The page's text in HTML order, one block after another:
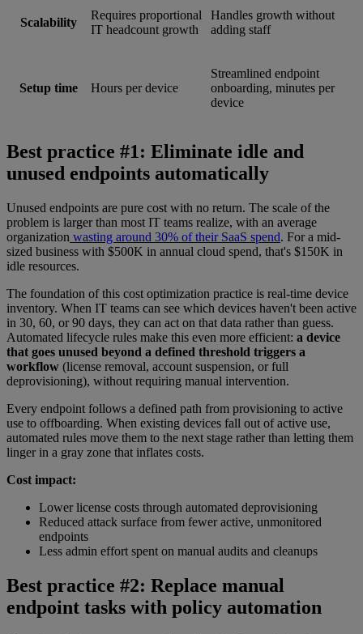
Scalability
Requires proportional
IT headcount growth
Handles growth without
adding staff
Setup time Hours per device
Streamlined endpoint
onboarding, minutes per
device
Best practice #1: Eliminate idle and
unused endpoints automatically
Unused endpoints are pure cost with no return. The scale of the
problem is larger than most IT teams realize, with an average
organization wasting around 30% of their SaaS spend. For a mid-
sized business with $500K in annual cloud spend, that's $150K in
idle resources.
The foundation of this cost optimization practice is real-time device
inventory. When IT teams can see which devices haven't been active
in 30, 60, or 90 days, they can act on that data rather than guess.
Automated lifecycle rules make this even more efficient: a device
that goes unused beyond a defined threshold triggers a
workflow (license removal, account suspension, or full
deprovisioning), without requiring manual intervention.
Every endpoint follows a defined path from provisioning to active
use to offboarding. When existing devices fall out of active use,
automated rules move them to the next stage rather than letting them
linger in a gray zone that inflates costs.
Cost impact:
Lower license costs through automated deprovisioning
Reduced attack surface from fewer active, unmonitored
endpoints
Less admin effort spent on manual audits and cleanups
Best practice #2: Replace manual
endpoint tasks with policy automation